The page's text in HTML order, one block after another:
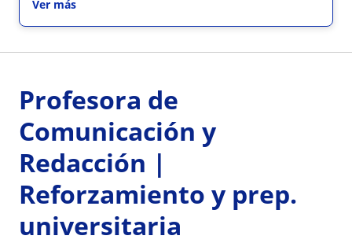
Ver más
Profesora de
Comunicación y
Redacción |
Reforzamiento y prep.
universitaria